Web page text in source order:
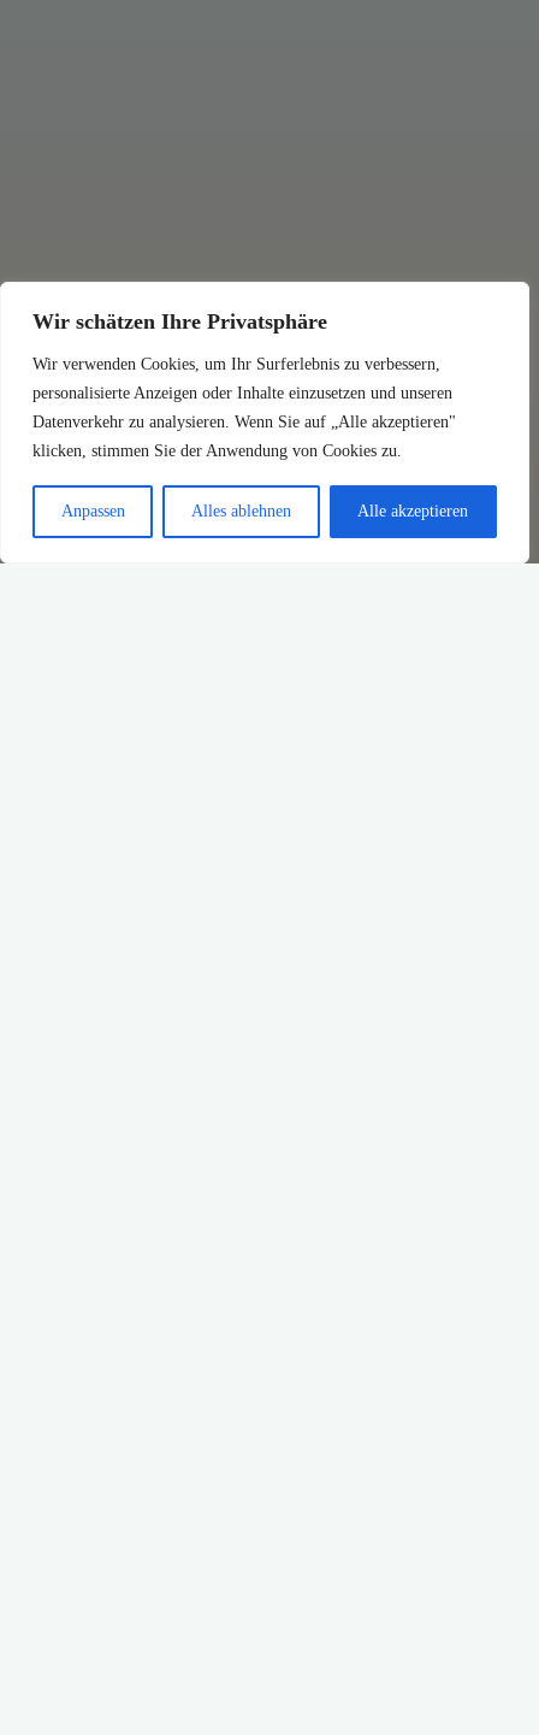
Wir schätzen Ihre Privatsphäre
Wir verwenden Cookies, um Ihr Surferlebnis zu verbessern,
personalisierte Anzeigen oder Inhalte einzusetzen und unseren
Datenverkehr zu analysieren. Wenn Sie auf „Alle akzeptieren"
klicken, stimmen Sie der Anwendung von Cookies zu.
Anpassen Alles ablehnen Alle akzeptieren